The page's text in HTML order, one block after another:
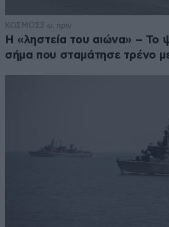
ΚΟΣΜΟΣ3 ω. πριν
Η «ληστεία του αιώνα» – Το
σήμα που σταμάτησε τρένο